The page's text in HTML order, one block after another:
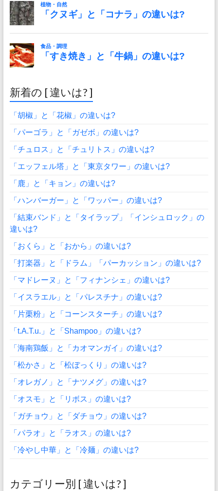
新着の [ 違いは? ]
「胡椒」と「花椒」の違いは?
「パーゴラ」と「ガゼボ」の違いは?
「チュロス」と「チュリトス」の違いは?
「エッフェル塔」と「東京タワー」の違いは?
「鹿」と「キョン」の違いは?
「ハンバーガー」と「ワッパー」の違いは?
「結束バンド」と「タイラップ」「インシュロック」の
違いは?
「おくら」と「おから」の違いは?
「打楽器」と「ドラム」「パーカッション」の違いは?
「マドレーヌ」と「フィナンシェ」の違いは?
「イスラエル」と「パレスチナ」の違いは?
「片栗粉」と「コーンスターチ」の違いは?
「t.A.T.u.」と「Shampoo」の違いは?
「海南鶏飯」と「カオマンガイ」の違いは?
「松かさ」と「松ぼっくり」の違いは?
「オレガノ」と「ナツメグ」の違いは?
「オスモ」と「リボス」の違いは?
「ガチョウ」と「ダチョウ」の違いは?
「パラオ」と「ラオス」の違いは?
「冷やし中華」と「冷麺」の違いは?
カテゴリー別 [ 違いは? ]